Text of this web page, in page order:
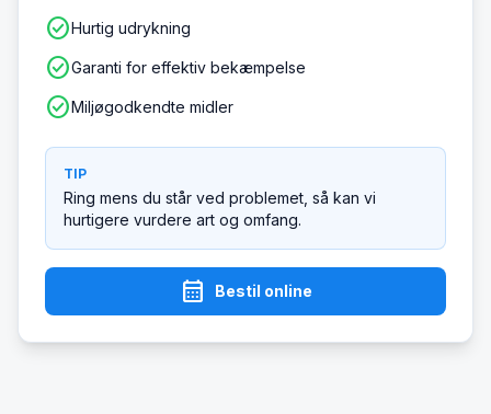
check_circleHurtig udrykning
check_circleGaranti for effektiv bekæmpelse
check_circleMiljøgodkendte midler
TIP
Ring mens du står ved problemet, så kan vi
hurtigere vurdere art og omfang.
calendar_month Bestil online